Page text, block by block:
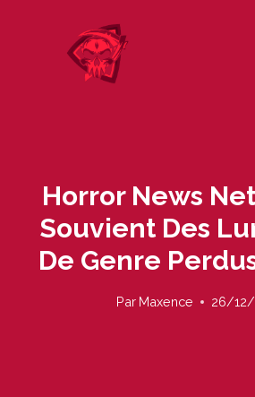
Horror News
Souvient Des
De Genre
Par Maxence 26/12/